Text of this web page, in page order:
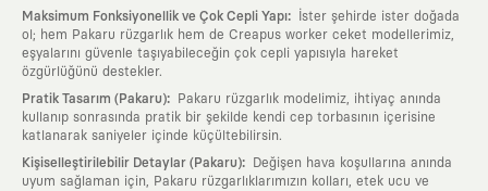
Maksimum Fonksiyonellik ve Çok Cepli Yapı:
İster şehirde ister doğada
ol; hem Pakaru rüzgarlık hem de Creapus worker ceket modellerimiz,
eşyalarını güvenle taşıyabileceğin çok cepli yapısıyla hareket
özgürlüğünü destekler.
Pratik Tasarım (Pakaru):
Pakaru rüzgarlık modelimiz, ihtiyaç anında
kullanıp sonrasında pratik bir şekilde kendi cep torbasının içerisine
katlanarak saniyeler içinde küçültebilirsin.
Kişiselleştirilebilir Detaylar (Pakaru):
Değişen hava koşullarına anında
uyum sağlaman için, Pakaru rüzgarlıklarımızın kolları, etek ucu ve